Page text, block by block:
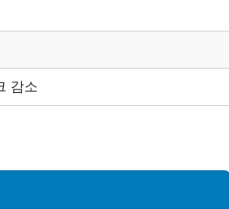
감소